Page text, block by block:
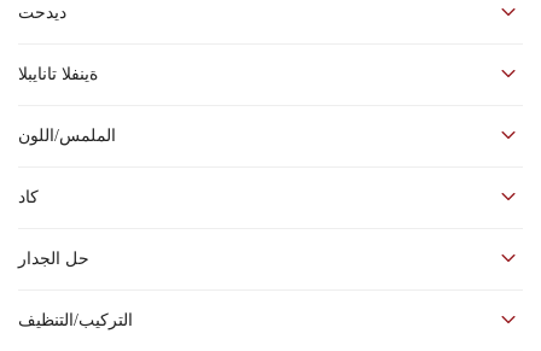
ديدحت
اسم المنتج: ملحقات حمام ذوي الاحتياجات الخاصة كرسي استحمام من
ةينفلا تانايبلا
الملمس/اللون
كاد
حل الجدار
التركيب/التنظيف